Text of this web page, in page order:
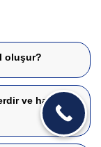
oluşur?
ve hangi